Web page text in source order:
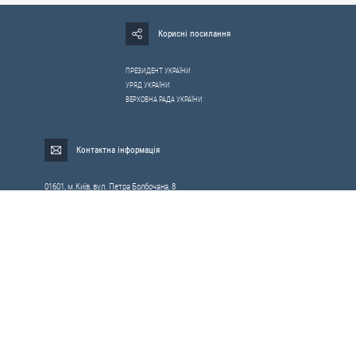
Корисні посилання
ПРЕЗИДЕНТ УКРАЇНИ
УРЯД УКРАЇНИ
ВЕРХОВНА РАДА УКРАЇНИ
Контактна інформація
01601, м.Київ, вул. Петра Болбочана, 8